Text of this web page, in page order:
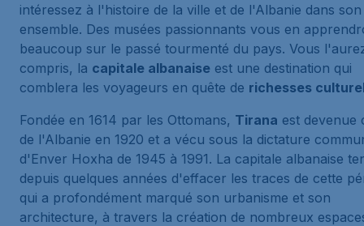
intéressez à l'histoire de la ville et de l'Albanie dans son
ensemble. Des musées passionnants vous en
beaucoup sur le passé tourmenté du pays. Vous
compris, la capitale albanaise est une destination qui
comblera les voyageurs en quête de richesses
Fondée en 1614 par les Ottomans, Tirana est devenue
de l'Albanie en 1920 et a vécu sous la dictature
d'Enver Hoxha de 1945 à 1991. La capitale albanaise
depuis quelques années d'effacer les traces de cette
qui a profondément marqué son urbanisme et son
architecture, à travers la création de nombreux